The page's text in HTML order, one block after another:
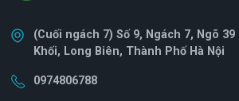
(Cuối ngách 7) Số 9, Ngách 7, Ngõ
Khối, Long Biên, Thành Phố Hà Nội
0974806788